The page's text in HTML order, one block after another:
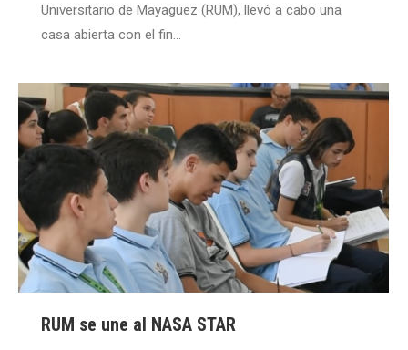
Universitario de Mayagüez (RUM), llevó a cabo una
casa abierta con el fin…
RUM se une al NASA STAR